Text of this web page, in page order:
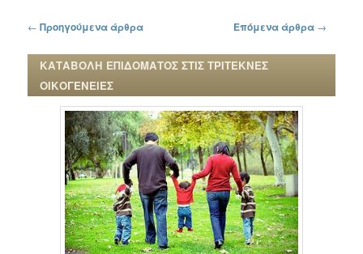
Πλοήγηση στα άρθρα
← Προηγούμενα άρθρα Επόμενα άρθρα →
ΚΑΤΑΒΟΛΗ ΕΠΙΔΟΜΑΤΟΣ ΣΤΙΣ ΤΡΙΤΕΚΝΕΣ
ΟΙΚΟΓΕΝΕΙΕΣ